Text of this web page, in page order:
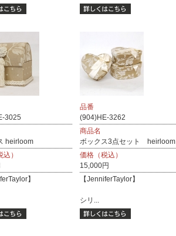
3025
heirloom
）
】
品番
(904)HE-3262
商品名
ボックス3点セット heirloom
価格（税込）
15,000円
【JenniferTaylor】
シリ...